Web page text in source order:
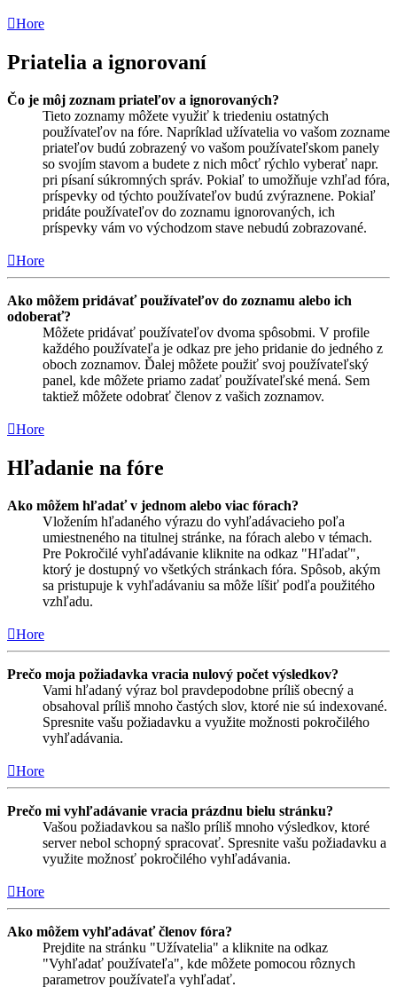
Hore
Priatelia a ignorovaní
Čo je môj zoznam priateľov a ignorovaných?
Tieto zoznamy môžete využiť k triedeniu ostatných
používateľov na fóre. Napríklad užívatelia vo vašom zozname
priateľov budú zobrazený vo vašom používateľskom panely
so svojím stavom a budete z nich môcť rýchlo vyberať napr.
pri písaní súkromných správ. Pokiaľ to umožňuje vzhľad fóra,
príspevky od týchto používateľov budú zvýraznene. Pokiaľ
pridáte používateľov do zoznamu ignorovaných, ich
príspevky vám vo východzom stave nebudú zobrazované.
Hore
Ako môžem pridávať používateľov do zoznamu alebo ich
odoberať?
Môžete pridávať používateľov dvoma spôsobmi. V profile
každého používateľa je odkaz pre jeho pridanie do jedného z
oboch zoznamov. Ďalej môžete použiť svoj používateľský
panel, kde môžete priamo zadať používateľské mená. Sem
taktiež môžete odobrať členov z vašich zoznamov.
Hore
Hľadanie na fóre
Ako môžem hľadať v jednom alebo viac fórach?
Vložením hľadaného výrazu do vyhľadávacieho poľa
umiestneného na titulnej stránke, na fórach alebo v témach.
Pre Pokročilé vyhľadávanie kliknite na odkaz "Hľadať",
ktorý je dostupný vo všetkých stránkach fóra. Spôsob, akým
sa pristupuje k vyhľadávaniu sa môže líšiť podľa použitého
vzhľadu.
Hore
Prečo moja požiadavka vracia nulový počet výsledkov?
Vami hľadaný výraz bol pravdepodobne príliš obecný a
obsahoval príliš mnoho častých slov, ktoré nie sú indexované.
Spresnite vašu požiadavku a využite možnosti pokročilého
vyhľadávania.
Hore
Prečo mi vyhľadávanie vracia prázdnu bielu stránku?
Vašou požiadavkou sa našlo príliš mnoho výsledkov, ktoré
server nebol schopný spracovať. Spresnite vašu požiadavku a
využite možnosť pokročilého vyhľadávania.
Hore
Ako môžem vyhľadávať členov fóra?
Prejdite na stránku "Užívatelia" a kliknite na odkaz
"Vyhľadať používateľa", kde môžete pomocou rôznych
parametrov používateľa vyhľadať.